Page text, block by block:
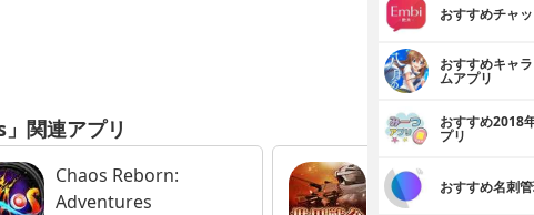
関連アプリ
Chaos Reborn:
Adventures
世界戦争
おすすめチャ
おすすめキャ
ムアプリ
おすすめ2018
プリ
おすすめ名刺